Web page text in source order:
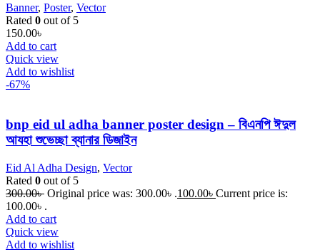
Banner, Poster, Vector
Rated 0 out of 5
150.00৳
Add to cart
Quick view
Add to wishlist
-67%
bnp eid ul adha banner poster design – বিএনপি ঈদুল
আযহা শুভেচ্ছা ব্যানার ডিজাইন
Eid Al Adha Design, Vector
Rated 0 out of 5
300.00৳ Original price was: 300.00৳ .100.00৳ Current price is:
100.00৳ .
Add to cart
Quick view
Add to wishlist